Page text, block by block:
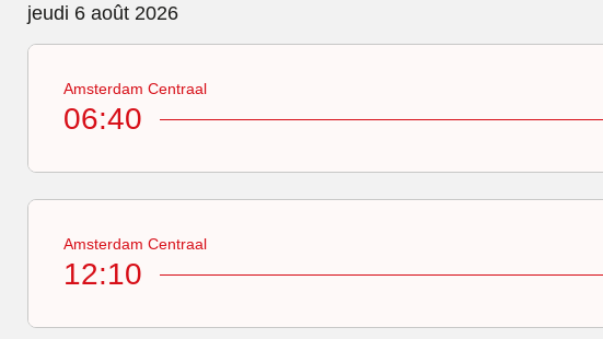
jeudi 6 août 2026
Amsterdam Centraal
06:40
Amsterdam Centraal
12:10